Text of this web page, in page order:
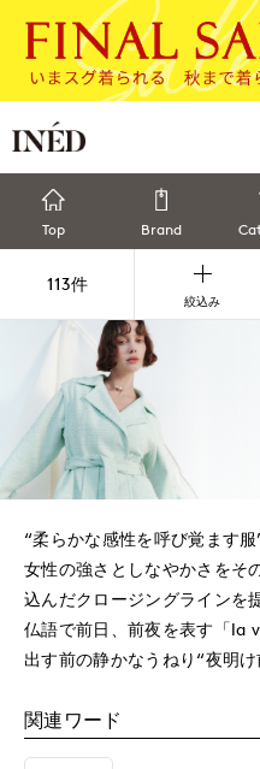
Top Brand
113件
絞込み
“柔らかな感性を呼び覚ます服
女性の強さとしなやかさをそ
込んだクロージングラインを
仏語で前日、前夜を表す「la
出す前の静かなうねり“夜明け
関連ワード